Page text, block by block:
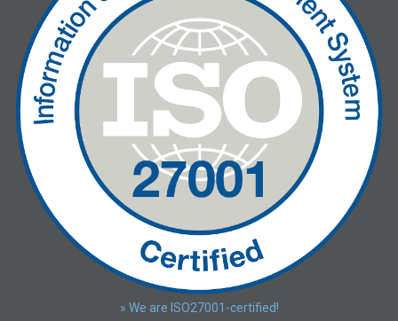
» We are ISO27001-certified!